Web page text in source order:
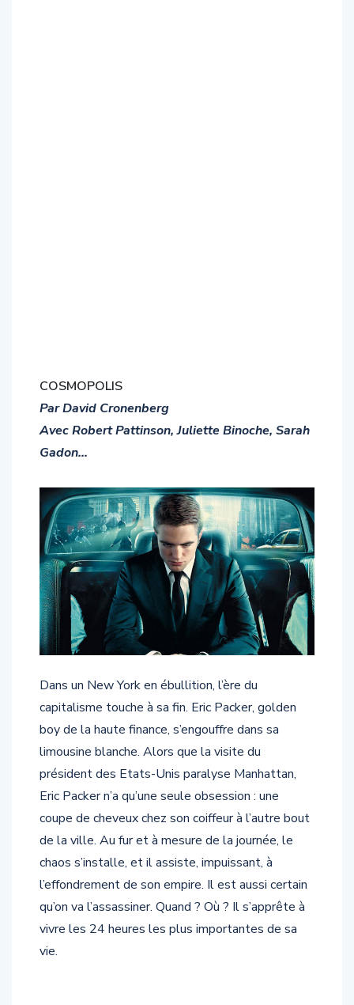
Par David Cronenberg
Avec Robert Pattinson, Juliette Binoche, Sarah
Gadon…
capitalisme touche à sa fin. Eric Packer, golden
boy de la haute finance, s’engouffre dans sa
limousine blanche. Alors que la visite du
président des Etats-Unis paralyse Manhattan,
Eric Packer n’a qu’une seule obsession : une
coupe de cheveux chez son coiffeur à l’autre bout
de la ville. Au fur et à mesure de la journée, le
chaos s’installe, et il assiste, impuissant, à
l’effondrement de son empire. Il est aussi certain
qu’on va l’assassiner. Quand ? Où ? Il s’apprête à
vivre les 24 heures les plus importantes de sa
vie.